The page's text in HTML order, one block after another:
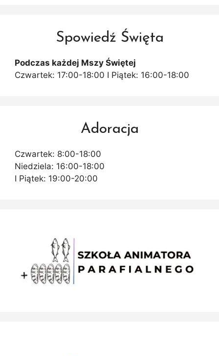
Spowiedź Święta
Podczas każdej Mszy Świętej
Czwartek: 17:00-18:00 I Piątek: 16:00-18:00
Adoracja
Czwartek: 8:00-18:00
Niedziela: 16:00-18:00
I Piątek: 19:00-20:00